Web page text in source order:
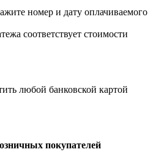
номер и дату оплачиваемого
соответствует стоимости
любой банковской картой
покупателей